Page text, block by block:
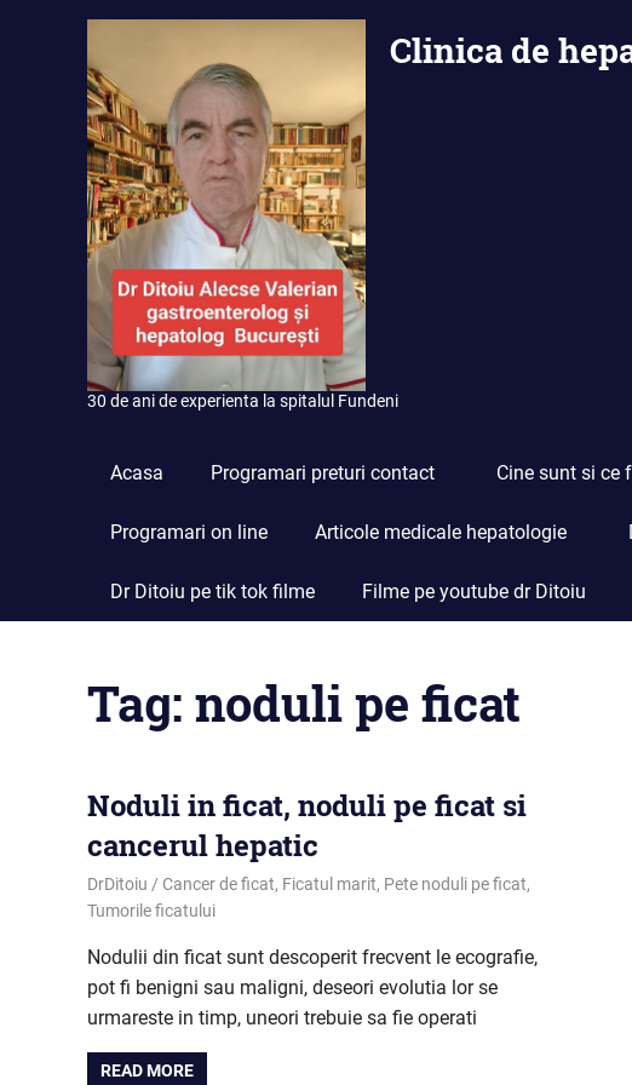
Clinica de
30 de ani de experienta la spitalul Fundeni
Acasa Programari preturi contact Cine sunt si ce
Programari on line Articole medicale hepatologie
Dr Ditoiu pe tik tok filme Filme pe youtube dr Ditoiu
Tag: noduli pe ficat
Noduli in ficat, noduli pe ficat si
cancerul hepatic
September 22, 2020
DrDitoiu Cancer de ficat, Ficatul marit, Pete noduli pe ficat,
Tumorile ficatului
Nodulii din ficat sunt descoperit frecvent le ecografie,
pot fi benigni sau maligni, deseori evolutia lor se
urmareste in timp, uneori trebuie sa fie operati
READ MORE